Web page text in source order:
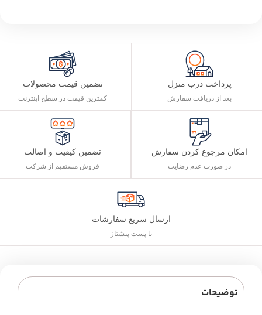
پرداخت درب منزل
بعد از دریافت سفارش
تضمین قیمت محصولات
کمترین قیمت در سطح اینترنت
امکان مرجوع کردن سفارش
در صورت عدم رضایت
تضمین کیفیت و اصالت
فروش مستقیم از شرکت
ارسال سریع سفارشات
با پست پیشتاز
توضیحات